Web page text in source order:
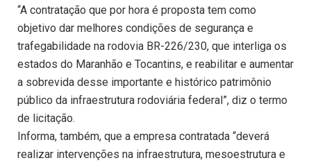
“A contratação que por hora é proposta tem como
objetivo dar melhores condições de segurança e
trafegabilidade na rodovia BR-226/230, que interliga os
estados do Maranhão e Tocantins, e reabilitar e aumentar
a sobrevida desse importante e histórico patrimônio
público da infraestrutura rodoviária federal”, diz o termo
de licitação.
Informa, também, que a empresa contratada “deverá
realizar intervenções na infraestrutura, mesoestrutura e